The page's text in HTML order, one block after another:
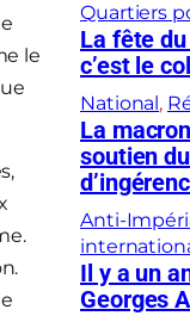
le
Quartiers
La fête
c’est le
National,
La
soutien
Anti-
Il y a un
Georges